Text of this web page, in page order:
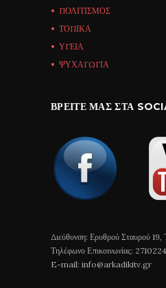
ΠΟΛΙΤΙΣΜΟΣ
ΤΟΠΙΚΑ
ΥΓΕΙΑ
ΨΥΧΑΓΩΓΙΑ
ΒΡΕΊΤΕ ΜΑΣ ΣΤΑ
Διεύθυνση: Ερυθρού Σταυρού 19,
Τηλέφωνο Επικοινωνίας:
E-mail: info@arkadikitv.gr